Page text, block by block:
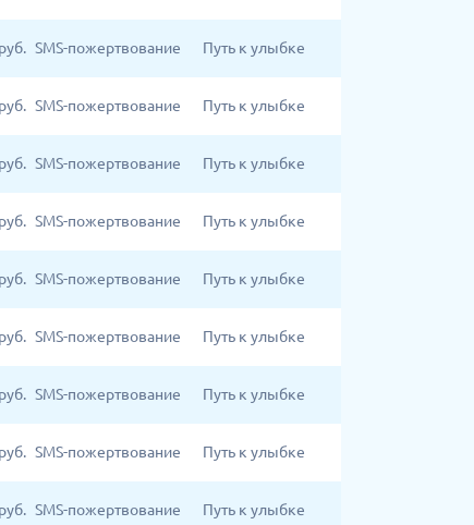
руб. SMS-пожертвование Путь к улыбке
руб. SMS-пожертвование Путь к улыбке
руб. SMS-пожертвование Путь к улыбке
руб. SMS-пожертвование Путь к улыбке
руб. SMS-пожертвование Путь к улыбке
руб. SMS-пожертвование Путь к улыбке
руб. SMS-пожертвование Путь к улыбке
руб. SMS-пожертвование Путь к улыбке
руб. SMS-пожертвование Путь к улыбке